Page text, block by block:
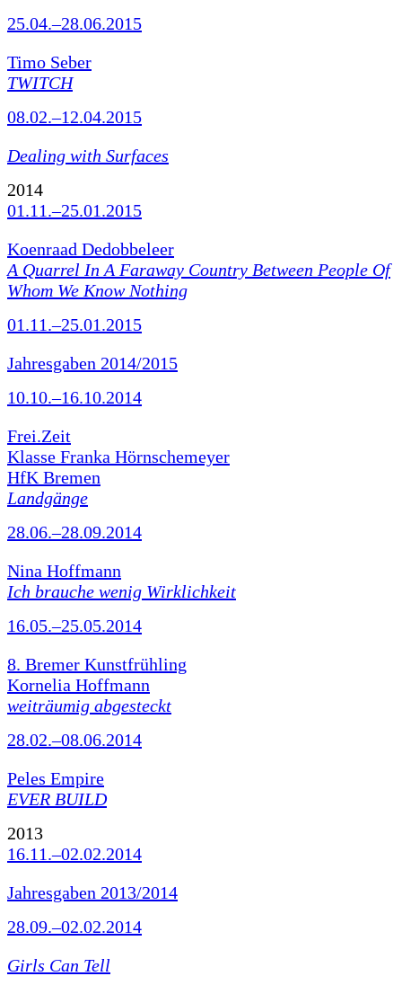
25.04.–28.06.2015
Timo Seber
TWITCH
08.02.–12.04.2015
Dealing with Surfaces
2014
01.11.–25.01.2015
Koenraad Dedobbeleer
A Quarrel In A Faraway Country Between People Of
Whom We Know Nothing
01.11.–25.01.2015
Jahresgaben 2014/2015
10.10.–16.10.2014
Frei.Zeit
Klasse Franka Hörnschemeyer
HfK Bremen
Landgänge
28.06.–28.09.2014
Nina Hoffmann
Ich brauche wenig Wirklichkeit
16.05.–25.05.2014
8. Bremer Kunstfrühling
Kornelia Hoffmann
weiträumig abgesteckt
28.02.–08.06.2014
Peles Empire
EVER BUILD
2013
16.11.–02.02.2014
Jahresgaben 2013/2014
28.09.–02.02.2014
Girls Can Tell